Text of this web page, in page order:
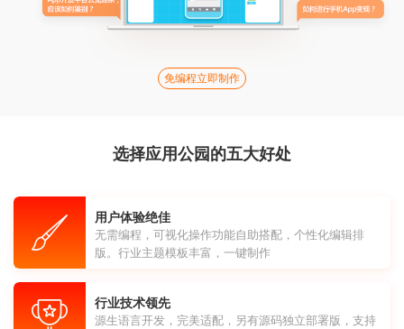
免编程立即制作
选择应用公园的五大好处
用户体验绝佳
无需编程，可视化操作功能自助搭配，个性化编辑排
版。行业主题模板丰富，一键制作
行业技术领先
源生语言开发，完美适配，另有源码独立部署版，支持